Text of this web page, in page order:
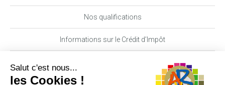
Nos qualifications
Informations sur le Crédit d’Impôt